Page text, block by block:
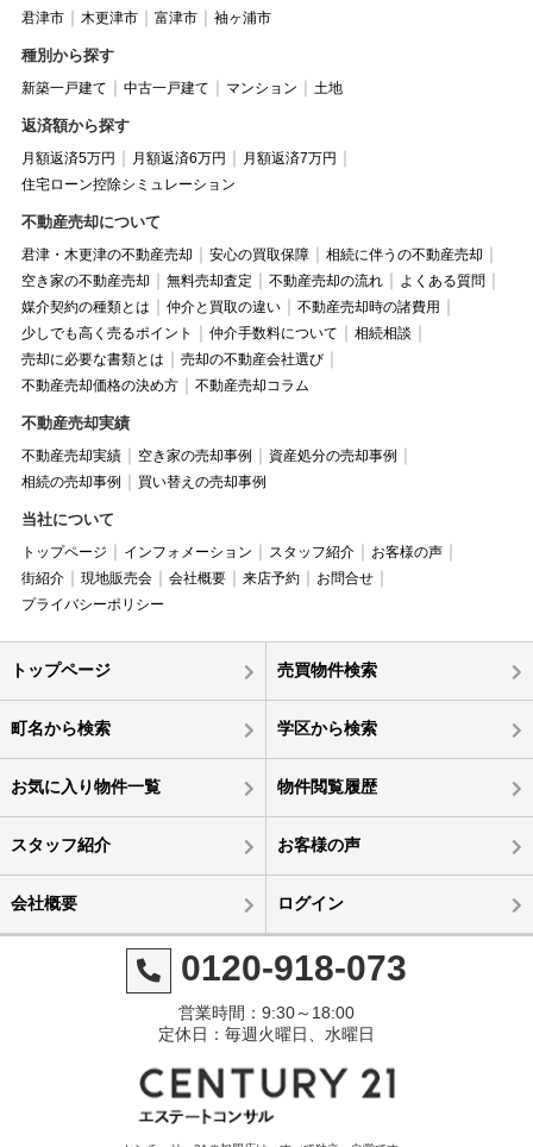
君津市 木更津市 富津市 袖ヶ浦市
種別から探す
新築一戸建て 中古一戸建て マンション 土地
返済額から探す
月額返済5万円 月額返済6万円
月額返済7万円
住宅ローン控除シミュレーション
不動産売却について
君津・木更津の不動産売却 安心の買取保障
相続に伴うの不動産売却
空き家の不動産売却
無料売却査定 不動産売却の流れ
よくある質問
媒介契約の種類とは
仲介と買取の違い
不動産売却時の諸費用
少しでも高く売るポイント
仲介手数料について
相続相談
売却に必要な書類とは
売却の不動産会社選び
不動産売却価格の決め方
不動産売却コラム
不動産売却実績
不動産売却実績 空き家の売却事例
資産処分の売却事例
相続の売却事例
買い替えの売却事例
当社について
トップページ インフォメーション スタッフ紹介
お客様の声
街紹介
現地販売会 会社概要 来店予約
お問合せ
プライバシーポリシー
トップページ 売買物件検索
町名から検索 学区から検索
お気に入り物件一覧 物件閲覧履歴
スタッフ紹介 お客様の声
会社概要 ログイン
0120-918-073
営業時間：9:30～18:00
定休日：毎週火曜日、水曜日